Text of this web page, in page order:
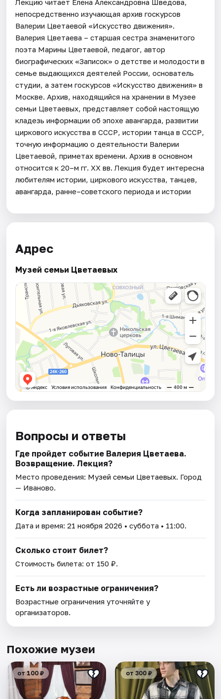
Лекцию читает Елена Александровна Шведова,
непосредственно изучающая архив госкурсов
Валерии Цветаевой «Искусство движения».
Валерия Цветаева – старшая сестра знаменитого
поэта Марины Цветаевой, педагог, автор
биографических «Записок» о детстве и молодости в
семье выдающихся деятелей России, основатель
студии, а затем госкурсов «Искусство движения» в
Москве. Архив, находящийся на хранении в Музее
семьи Цветаевых, представляет собой настоящую
кладезь информации об эпохе авангарда, развитии
циркового искусства в СССР, истории танца в СССР,
точную информацию о деятельности Валерии
Цветаевой, приметах времени. Архив в основном
относится к 20–м гг. XX вв. Лекция будет интересна
любителям истории, циркового искусства, танцев,
авангарда, ранне–советского периода и истории
Адрес
Музей семьи Цветаевых
Вопросы и ответы
Где пройдет событие Валерия Цветаева.
Возвращение. Лекция?
Место проведения: Музей семьи Цветаевых. Город
— Иваново.
Когда запланирован событие?
Дата и время:21 ноября 2026 • суббота • 11:00.
Сколько стоит билет?
Стоимость билета: от 150 ₽.
Есть ли возрастные ограничения?
Возрастные ограничения уточняйте у
организаторов.
Похожие музеи
от 100 ₽ от 300 ₽